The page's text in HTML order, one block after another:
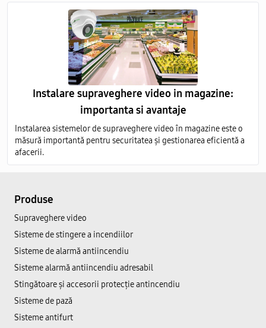
Instalare supraveghere video in magazine:
importanta si avantaje
Instalarea sistemelor de supraveghere video în magazine este o
măsură importantă pentru securitatea și gestionarea eficientă a
afacerii.
Produse
Supraveghere video
Sisteme de stingere a incendiilor
Sisteme de alarmă antiincendiu
Sisteme alarmă antiincendiu adresabil
Stingătoare și accesorii protecție antincendiu
Sisteme de pază
Sisteme antifurt